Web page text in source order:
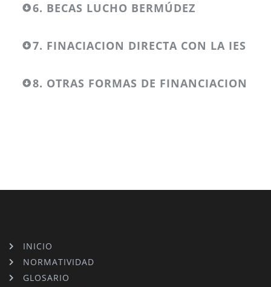
6. BECAS LUCHO BERMÚDEZ
7. FINACIACION DIRECTA CON LA IES
8. OTRAS FORMAS DE FINANCIACION
INICIO
NORMATIVIDAD
GLOSARIO